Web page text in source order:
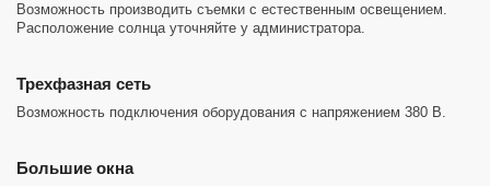
Возможность производить съемки с естественным освещением.
Расположение солнца уточняйте у администратора.
Трехфазная сеть
Возможность подключения оборудования с напряжением 380 В.
Большие окна